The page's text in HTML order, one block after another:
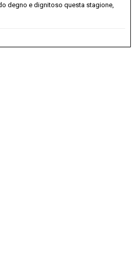
degno e dignitoso questa stagione,